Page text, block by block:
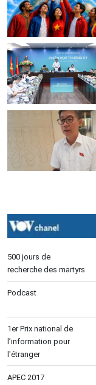
500 jours de
recherche des martyrs
Podcast
1er Prix national de
l’information pour
l'étranger
APEC 2017